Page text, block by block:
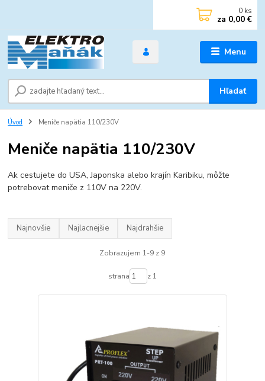
Menu
Hľadať
0 ks
za 0,00 €
Úvod Meniče napätia 110/230V
Meniče napätia 110/230V
Ak cestujete do USA, Japonska alebo krajín Karibiku, môžte
potrebovat meniče z 110V na 220V.
Najnovšie Najlacnejšie Najdrahšie
Zobrazujem 1-9 z 9
strana z 1